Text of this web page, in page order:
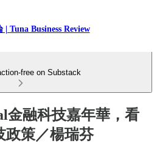
| Tuna Business Review
free on Substack
金融科技嘉年華，看
政策／楊瑞芬